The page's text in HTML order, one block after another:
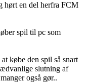
hørt en del herfra FCM
spil til pc som
købe den spil så snart
slutning af
også gør..